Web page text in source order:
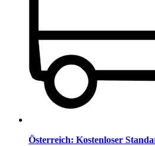
Österreich: Kostenloser